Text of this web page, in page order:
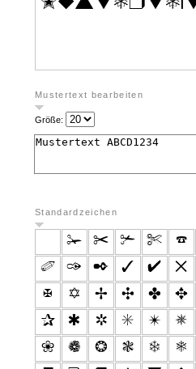
Mustertext bearbeiten
Größe:
Standardzeichen